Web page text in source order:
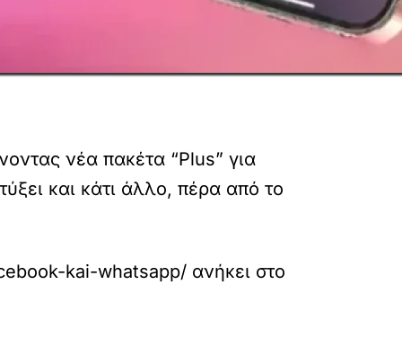
νέα πακέτα “Plus” για
και κάτι άλλο, πέρα από το
kai-whatsapp/ ανήκει στο